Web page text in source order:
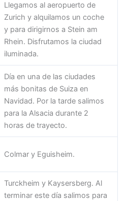
Llegamos al aeropuerto de
Zurich y alquilamos un coche
y para dirigirnos a Stein am
Rhein. Disfrutamos la ciudad
iluminada.
Día en una de las ciudades
más bonitas de Suiza en
Navidad. Por la tarde salimos
para la Alsacia durante 2
horas de trayecto.
Colmar y Eguisheim.
Turckheim y Kaysersberg. Al
terminar este día salimos para